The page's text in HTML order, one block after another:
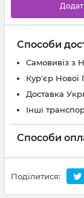
Способи
Самовивіз з
Кур'єр Нової
Доставка
Інші
Способи
Поділитися: